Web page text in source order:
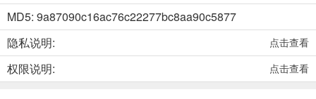
MD5: 9a87090c16ac76c22277bc8aa90c5877
隐私说明:
点击查看
权限说明: 点击查看